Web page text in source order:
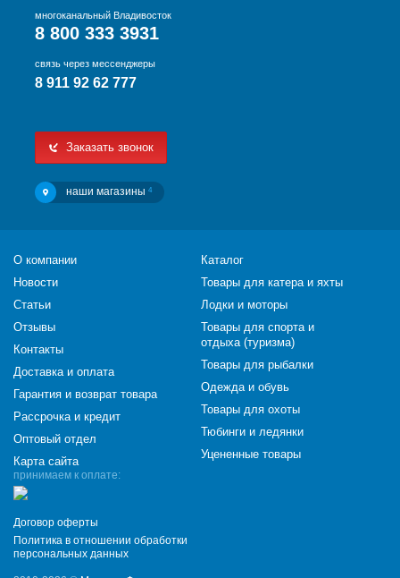
многоканальный Владивосток
8 800 333 3931
связь через мессенджеры
8 911 92 62 777
Заказать звонок
наши магазины 4
принимаем к оплате:
Договор оферты
Политика в отношении обработки
персональных данных
О компании
Новости
Статьи
Отзывы
Контакты
Доставка и оплата
Гарантия и возврат товара
Рассрочка и кредит
Оптовый отдел
Карта сайта
Каталог
Товары для катера и яхты
Лодки и моторы
Товары для спорта и
отдыха (туризма)
Товары для рыбалки
Одежда и обувь
Товары для охоты
Тюбинги и ледянки
Уцененные товары